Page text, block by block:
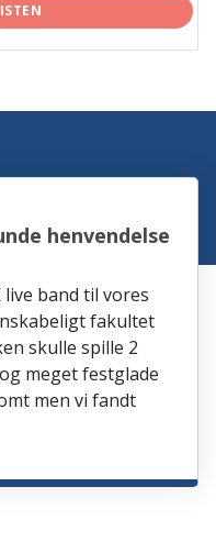
henvendelse
live band til vores
fakultet
skulle spille 2
meget festglade
men vi fandt